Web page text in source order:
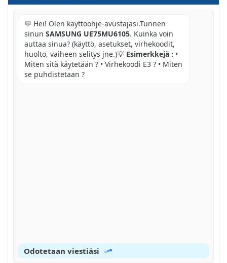
💬 Hei! Olen käyttöohje-avustajasi.Tunnen
sinun SAMSUNG UE75MU6105. Kuinka voin
auttaa sinua? (käyttö, asetukset, virhekoodit,
huolto, vaiheen selitys jne.)💡 Esimerkkejä : •
Miten sitä käytetään ? • Virhekoodi E3 ? • Miten
se puhdistetaan ?
Odotetaan viestiäsi